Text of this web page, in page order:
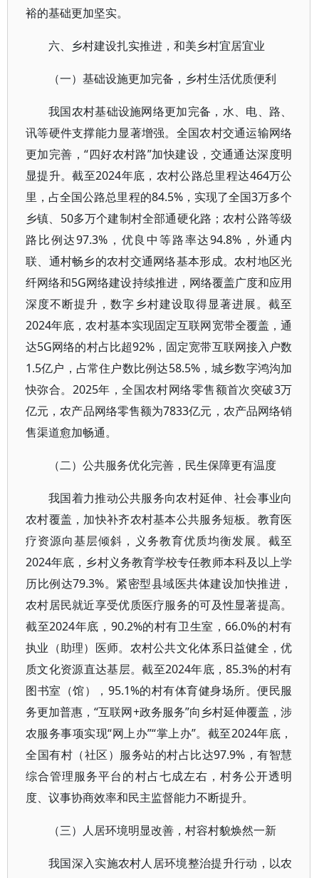
裕的基础更加坚实。
六、乡村建设扎实推进，和美乡村宜居宜业
（一）基础设施更加完备，乡村生活优质便利
我国农村基础设施网络更加完备，水、电、路、
讯等硬件支撑能力显著增强。全国农村交通运输网络
更加完善，“四好农村路”加快建设，交通通达深度明
显提升。截至2024年底，农村公路总里程达464万公
里，占全国公路总里程的84.5%，实现了全国3万多个
乡镇、50多万个建制村全部通硬化路；农村公路等级
路比例达97.3%，优良中等路率达94.8%，外通内
联、通村畅乡的农村交通网络基本形成。农村地区光
纤网络和5G网络建设持续推进，网络覆盖广度和应用
深度不断提升，数字乡村建设取得显著进展。截至
2024年底，农村基本实现固定互联网宽带全覆盖，通
达5G网络的村占比超92%，固定宽带互联网接入户数
1.5亿户，占常住户数比例达58.5%，城乡数字鸿沟加
快弥合。2025年，全国农村网络零售额首次突破3万
亿元，农产品网络零售额为7833亿元，农产品网络销
售渠道愈加畅通。
（二）公共服务优化完善，民生保障更有温度
我国着力推动公共服务向农村延伸、社会事业向
农村覆盖，加快补齐农村基本公共服务短板。教育医
疗资源向基层倾斜，义务教育优质均衡发展。截至
2024年底，乡村义务教育学校专任教师本科及以上学
历比例达79.3%。紧密型县域医共体建设加快推进，
农村居民就近享受优质医疗服务的可及性显著提高。
截至2024年底，90.2%的村有卫生室，66.0%的村有
执业（助理）医师。农村公共文化体系日益健全，优
质文化资源直达基层。截至2024年底，85.3%的村有
图书室（馆），95.1%的村有体育健身场所。便民服
务更加普惠，“互联网+政务服务”向乡村延伸覆盖，涉
农服务事项实现“网上办”“掌上办”。截至2024年底，
全国有村（社区）服务站的村占比达97.9%，有智慧
综合管理服务平台的村占七成左右，村务公开透明
度、议事协商效率和民主监督能力不断提升。
（三）人居环境明显改善，村容村貌焕然一新
我国深入实施农村人居环境整治提升行动，以农